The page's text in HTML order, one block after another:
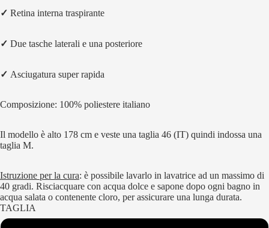
✓ Retina interna traspirante
✓ Due tasche laterali e una posteriore
✓ Asciugatura super rapida
Composizione: 100% poliestere italiano
Il modello è alto 178 cm e veste una taglia 46 (IT) quindi indossa una
taglia M.
Istruzione per la cura: è possibile lavarlo in lavatrice ad un massimo di
40 gradi. Risciacquare con acqua dolce e sapone dopo ogni bagno in
acqua salata o contenente cloro, per assicurare una lunga durata.
TAGLIA